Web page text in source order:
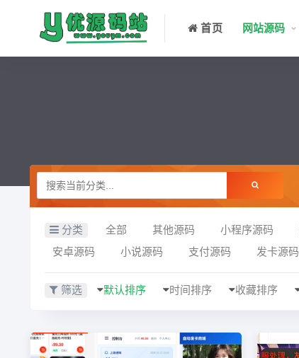
首页 网站源码
分类 全部 其他源码 小程序源码
安卓源码 小说源码 支付源码 发卡源码
筛选 默认排序 时间排序 收藏排序